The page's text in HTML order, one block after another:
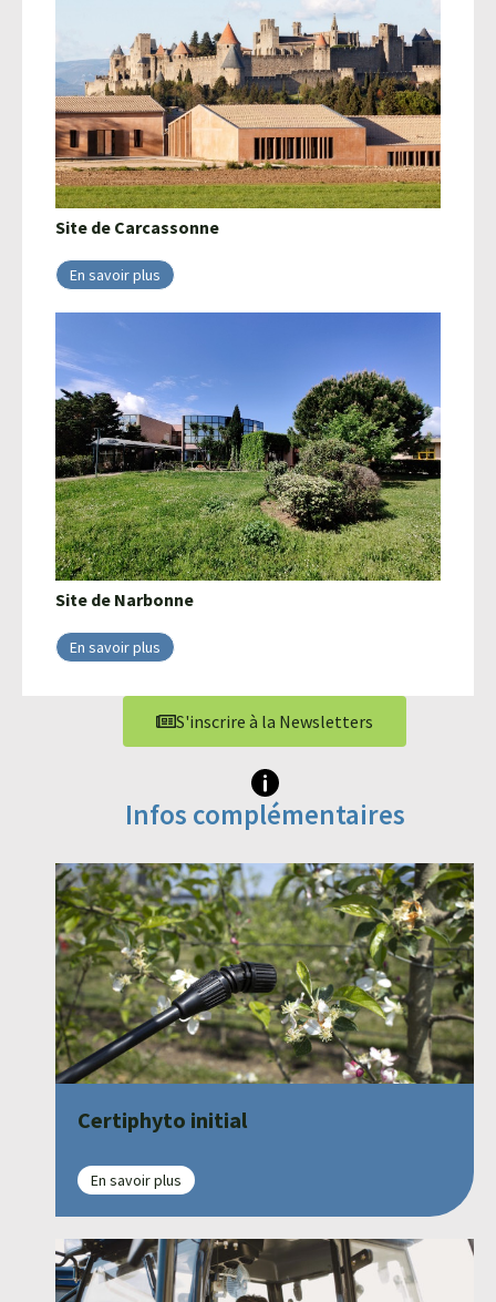
Site de Carcassonne
En savoir plus
Site de Narbonne
En savoir plus
S'inscrire à la Newsletters
Infos complémentaires
Certiphyto initial
En savoir plus